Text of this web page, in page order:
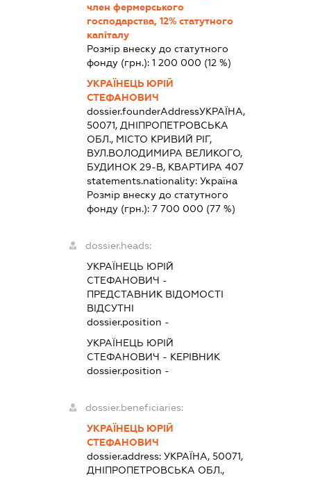
член фермерського
господарства, 12% статутного
капіталу
Розмір внеску до статутного
фонду (грн.): 1 200 000 (12 %)
УКРАЇНЕЦЬ ЮРІЙ
СТЕФАНОВИЧ
dossier.founderAddressУКРАЇНА,
50071, ДНІПРОПЕТРОВСЬКА
ОБЛ., МІСТО КРИВИЙ РІГ,
ВУЛ.ВОЛОДИМИРА ВЕЛИКОГО,
БУДИНОК 29-В, КВАРТИРА 407
statements.nationality: Україна
Розмір внеску до статутного
фонду (грн.): 7 700 000 (77 %)
dossier.heads:
УКРАЇНЕЦЬ ЮРІЙ
СТЕФАНОВИЧ -
ПРЕДСТАВНИКВІДОМОСТІ
ВІДСУТНІ
dossier.position -
УКРАЇНЕЦЬ ЮРІЙ
СТЕФАНОВИЧ - КЕРІВНИК
dossier.position -
dossier.beneficiaries:
УКРАЇНЕЦЬ ЮРІЙ
СТЕФАНОВИЧ
dossier.address: УКРАЇНА, 50071,
ДНІПРОПЕТРОВСЬКА ОБЛ.,